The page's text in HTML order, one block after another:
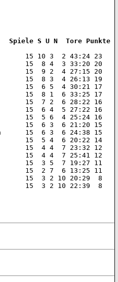
Verein 		    Spiele S U N  Tore Punkte